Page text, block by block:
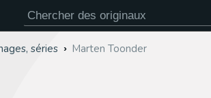
séries Marten Toonder